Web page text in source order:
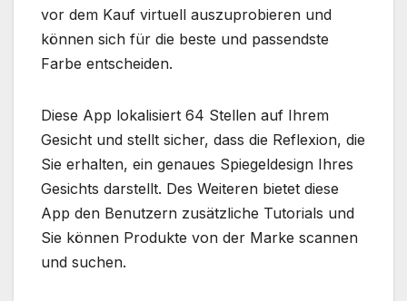
vor dem Kauf virtuell auszuprobieren und
können sich für die beste und passendste
Farbe entscheiden.
Diese App lokalisiert 64 Stellen auf Ihrem
Gesicht und stellt sicher, dass die Reflexion, die
Sie erhalten, ein genaues Spiegeldesign Ihres
Gesichts darstellt. Des Weiteren bietet diese
App den Benutzern zusätzliche Tutorials und
Sie können Produkte von der Marke scannen
und suchen.